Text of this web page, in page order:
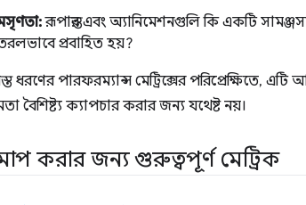
রূপান্তর এবং অ্যানিমেশনগুলি কি একটি
প্রবাহিত হয়?
ধরণের পারফরম্যান্স মেট্রিক্সের পরিপ্রেক্ষিতে,
বৈশিষ্ট্য ক্যাপচার করার জন্য যথেষ্ট নয়।
করার জন্য গুরুত্বপূর্ণ মেট্রিক